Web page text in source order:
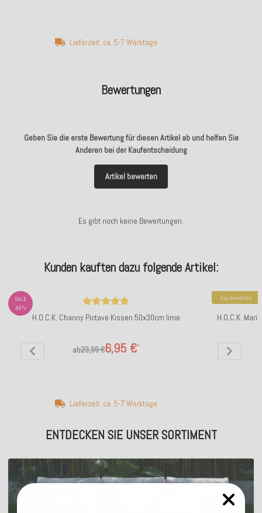
Bewertungen
Geben Sie die erste Bewertung für diesen Artikel ab und helfen Sie
Anderen bei der Kaufentscheidung
Artikel bewerten
Es gibt noch keine Bewertungen.
Lieferzeit: ca. 5-7 Werktage
Kunden kauften dazu folgende Artikel:
SALE
46%
H.O.C.K. Channy Pictave Kissen 50x30cm lime
ab 6,95 €*
23,99 €
Lieferzeit: ca. 5-7 Werktage
Top bewertet
H.O.C.K.
ENTDECKEN SIE UNSER SORTIMENT